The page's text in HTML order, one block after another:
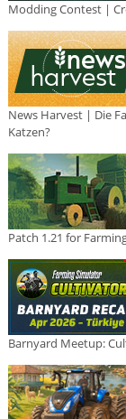
Modding Contest |
News Harvest | Die
Katzen?
Patch 1.21 for
Barnyard Meetup: